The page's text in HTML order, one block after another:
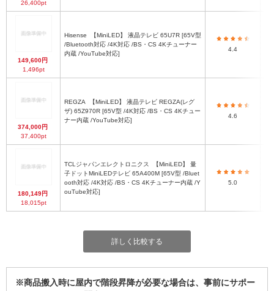
26,400pt
149,600円
1,496pt
Hisense
/Bluetooth対応 /4K対応 /BS・CS 4Kチューナー
内蔵 /YouTube対応]
4.4
374,000円
37,400pt
REGZA
ザ) 65Z970R [65V型 /4K対応 /BS・CS 4Kチュー
ナー内蔵 /YouTube対応]
4.6
180,149円
18,015pt
TCLジャパンエレクトロニクス
子ドットMiniLEDテレビ 65A400M [65V型 /Bluet
ooth対応 /4K対応 /BS・CS 4Kチューナー内蔵 /Y
ouTube対応]
5.0
詳しく比較する
※商品搬入時に屋内で階段昇降が必要な場合は、事前にサポー